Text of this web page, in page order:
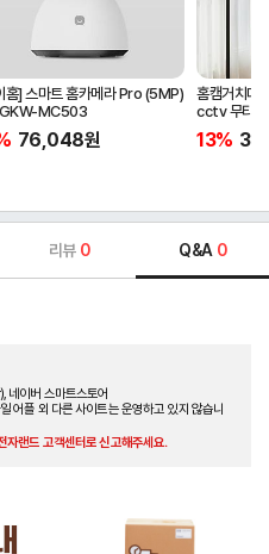
홈] 스마트 홈카메라 Pro (5MP)
MC503
76,048원
홈캠거치대
cctv 무타공
침대 펫 부
13%
리뷰 0 Q&A 0
네이버 스마트스토어
어플 외 다른 사이트는 운영하고 있지 않습니
자랜드 고객센터로 신고해주세요.